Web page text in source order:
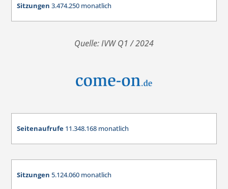
Sitzungen3.474.250 monatlich
Quelle: IVW Q1 / 2024
Seitenaufrufe 11.348.168 monatlich
Sitzungen5.124.060 monatlich